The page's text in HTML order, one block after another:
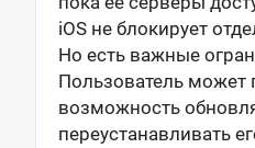
iOS не блокирует
Но есть важные
Пользователь может
возможность
переустанавливать